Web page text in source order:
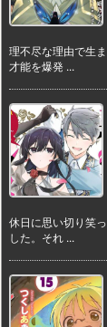
理不尽な理由で生
才能を爆発 ...
休日に思い切り笑
した。それ ...